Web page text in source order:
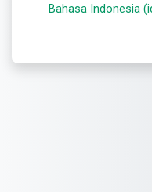
Bahasa Indonesia